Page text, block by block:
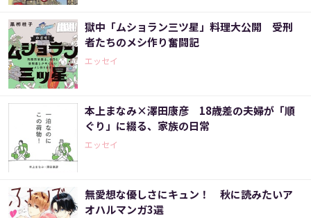
獄中「ムショラン三ツ星」料理大公開 受刑
者たちのメシ作り奮闘記
エッセイ
本上まなみ×澤田康彦 18歳差の夫婦が「順
ぐり」に綴る、家族の日常
エッセイ
無愛想な優しさにキュン！ 秋に読みたいア
オハルマンガ3選